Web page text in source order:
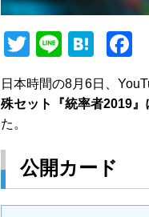
T
w
itt
Li
e
H
e
c
o
日本時間の8月6日、
殊セット『統率者2019』
た。
公開カード